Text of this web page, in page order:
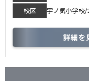
校区
宇ノ気小学校
詳細を